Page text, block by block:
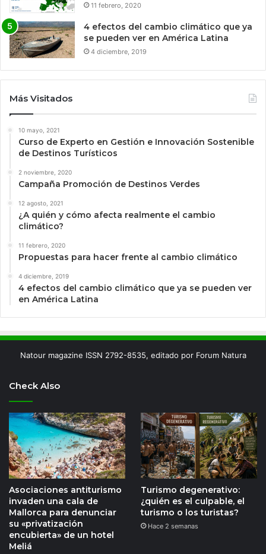
11 febrero, 2020
4 efectos del cambio climático que ya
se pueden ver en América Latina
4 diciembre, 2019
Más Visitados
10 mayo, 2021
Curso de Experto en Gestión e Innovación Sostenible
de Destinos Turísticos
2 noviembre, 2020
Campaña Promoción de Destinos Verdes
12 agosto, 2021
¿A quién y cómo afecta realmente el cambio
climático?
11 febrero, 2020
Propuestas para hacer frente al cambio climático
4 diciembre, 2019
4 efectos del cambio climático que ya se pueden ver
en América Latina
Natour magazine ISSN 2792-8535, editado por Forum Natura
Check Also
Asociaciones antiturismo
invaden una cala de
Mallorca para denunciar
su «privatización
encubierta» de un hotel
Meliá
Turismo degenerativo:
¿quién es el culpable, el
turismo o los turistas?
Hace 2 semanas